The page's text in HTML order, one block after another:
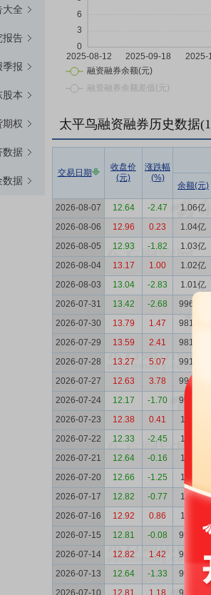
大全
报告
季报
股本
期权
数据
数据
太平鸟融资融券历史数据(1
交易日期
收盘价
(元)
涨跌幅
(%)
余额(元)
2026-08-07
12.64 -2.47 1.06亿
2026-08-06
12.96 0.23 1.04亿
2026-08-05
12.93 -1.82 1.03亿
2026-08-04
13.17 1.00 1.02亿
2026-08-03
13.04 -2.83 1.01亿
2026-07-31
13.42 -2.68 9968万
2026-07-30
13.79 1.47 9813万
2026-07-29
13.59 2.41 9818万
2026-07-28
13.27 5.07 9911万
2026-07-27
12.63 3.78 9916万
2026-07-24
12.17 -1.70 9982万
2026-07-23
12.38 0.41 1.00亿
2026-07-22
12.33 -2.45 1.01亿
2026-07-21
12.64 -0.16 1.03亿
2026-07-20
12.66 -1.25 1.02亿
2026-07-17
12.82 -0.77 1.04亿
2026-07-16
12.92 0.86 1.03亿
2026-07-15
12.81 -0.08 9990万
2026-07-14
12.82 1.42 9844万
2026-07-13
12.64 -1.33 9903万
2026-07-10
12.81 1.18 9830万